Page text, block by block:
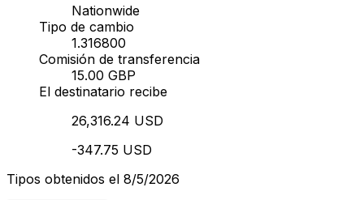
Nationwide
Tipo de cambio
1.316800
Comisión de transferencia
15.00 GBP
El destinatario recibe
26,316.24 USD
-347.75 USD
Tipos obtenidos el 8/5/2026